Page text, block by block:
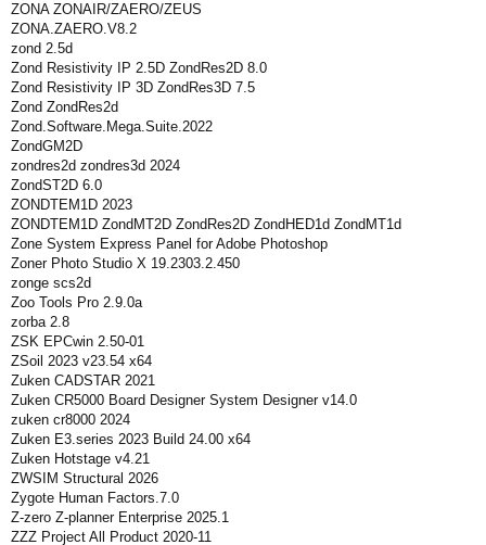
ZONA ZONAIR/ZAERO/ZEUS
ZONA.ZAERO.V8.2
zond 2.5d
Zond Resistivity IP 2.5D ZondRes2D 8.0
Zond Resistivity IP 3D ZondRes3D 7.5
Zond ZondRes2d
Zond.Software.Mega.Suite.2022
ZondGM2D
zondres2d zondres3d 2024
ZondST2D 6.0
ZONDTEM1D 2023
ZONDTEM1D ZondMT2D ZondRes2D ZondHED1d ZondMT1d
Zone System Express Panel for Adobe Photoshop
Zoner Photo Studio X 19.2303.2.450
zonge scs2d
Zoo Tools Pro 2.9.0a
zorba 2.8
ZSK EPCwin 2.50-01
ZSoil 2023 v23.54 x64
Zuken CADSTAR 2021
Zuken CR5000 Board Designer System Designer v14.0
zuken cr8000 2024
Zuken E3.series 2023 Build 24.00 x64
Zuken Hotstage v4.21
ZWSIM Structural 2026
Zygote Human Factors.7.0
Z-zero Z-planner Enterprise 2025.1
ZZZ Project All Product 2020-11